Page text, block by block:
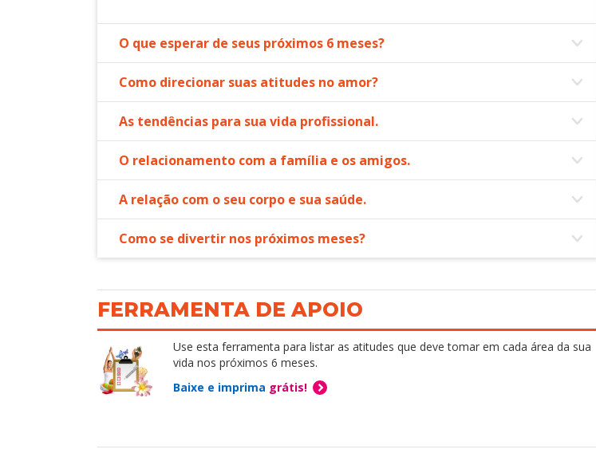
O que esperar de seus próximos 6 meses?
Como direcionar suas atitudes no amor?
As tendências para sua vida profissional.
O relacionamento com a família e os amigos.
A relação com o seu corpo e sua saúde.
Como se divertir nos próximos meses?
FERRAMENTA DE APOIO
Use esta ferramenta para listar as atitudes que deve tomar em cada área da sua
vida nos próximos 6 meses.
Baixe e imprima grátis!